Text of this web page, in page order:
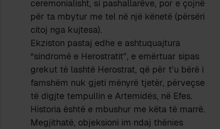
ceremonialisht, si pashallarëve, por e çojnë
për ta mbytur me tel në një kënetë (përsëri
citoj nga kujtesa).
Ekziston pastaj edhe e ashtuquajtura
“sindromë e Herostratit”, e emërtuar sipas
grekut të lashtë Herostrat, që për t’u bërë i
famshëm nuk gjeti mënyrë tjetër, përveçse
të digjte tempullin e Artemidës, në Efes.
Historia është e mbushur me këta të marrë.
Megjithatë, objeksioni im ndaj thënies